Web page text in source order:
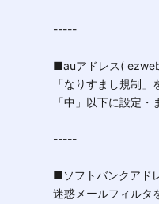
-----
■auアドレス(
「なりすまし規制
「中」以下に設定・
-----
■ソフトバンクアド
迷惑メールフィルタ